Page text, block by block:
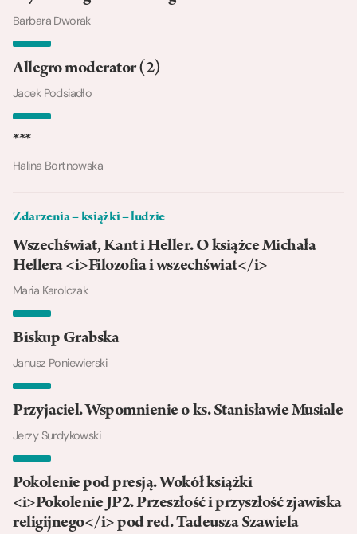
Barbara Dworak
Allegro moderator (2)
Jacek Podsiadło
***
Halina Bortnowska
Zdarzenia – książki – ludzie
Wszechświat, Kant i Heller. O książce Michała
Hellera <i>Filozofia i wszechświat</i>
Maria Karolczak
Biskup Grabska
Janusz Poniewierski
Przyjaciel. Wspomnienie o ks. Stanisławie Musiale
Jerzy Surdykowski
Pokolenie pod presją. Wokół książki
<i>Pokolenie JP2. Przeszłość i przyszłość zjawiska
religijnego</i> pod red. Tadeusza Szawiela